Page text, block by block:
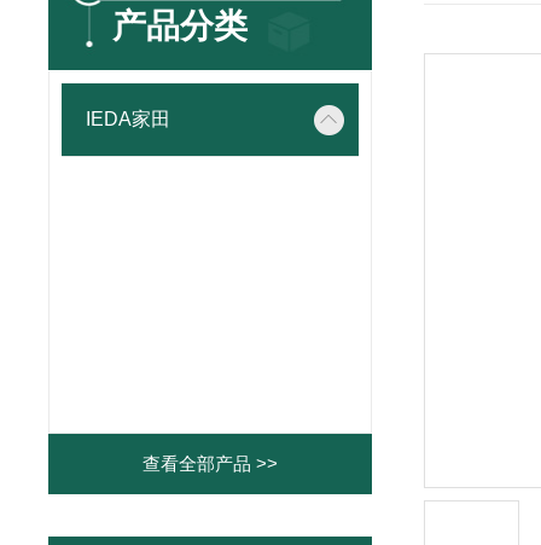
产品分类
IEDA家田
查看全部产品 >>